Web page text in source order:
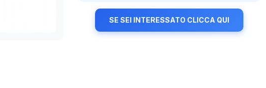
SE SEI INTERESSATO CLICCA QUI